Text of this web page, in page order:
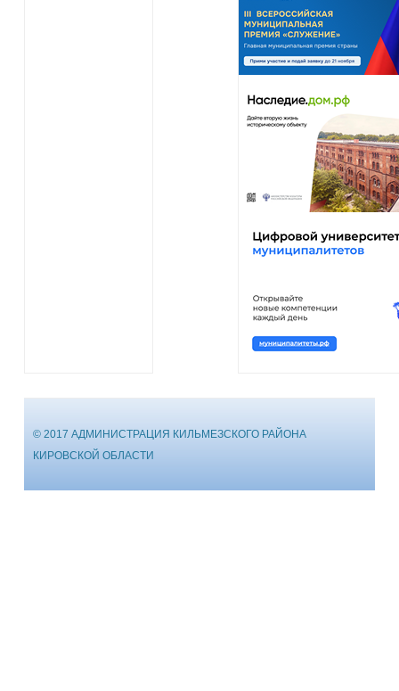
© 2017 АДМИНИСТРАЦИЯ КИЛЬМЕЗСКОГО РАЙОНА
КИРОВСКОЙ ОБЛАСТИ